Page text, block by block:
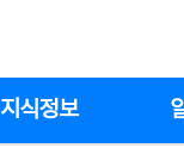
지식정보